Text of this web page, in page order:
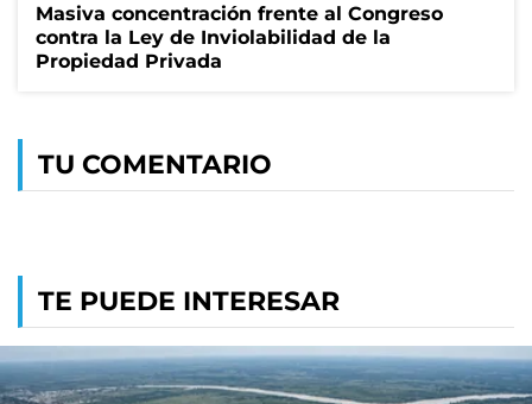
Masiva concentración frente al Congreso
contra la Ley de Inviolabilidad de la
Propiedad Privada
TU COMENTARIO
TE PUEDE INTERESAR